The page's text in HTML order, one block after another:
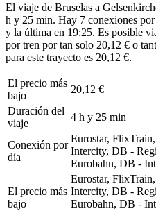
El viaje de Bruselas a
h y 25 min. Hay 7 conexiones
y la última en 19:25. Es posible
por tren por tan solo 20,12 € o
para este trayecto es 20,12 €.
El precio más
bajo
20,12 €
Duración del
viaje
4 h y 25 min
Conexión por
día
Eurostar,
Intercity, DB -
Eurobahn, DB -
El precio más
bajo
Eurostar,
Intercity, DB -
Eurobahn, DB -